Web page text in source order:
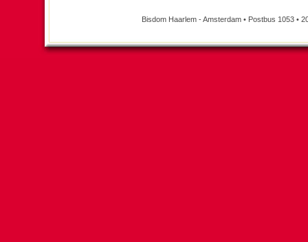
Bisdom Haarlem - Amsterdam • Postbus 1053 •